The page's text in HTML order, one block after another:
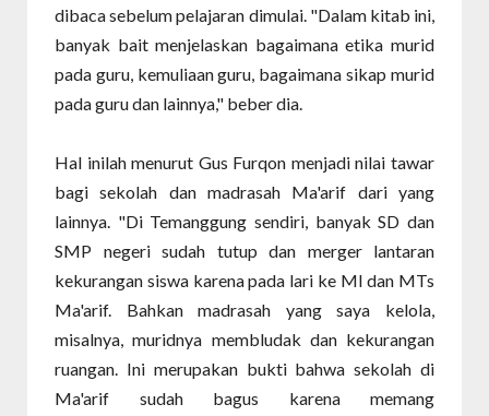
dibaca sebelum pelajaran dimulai. "Dalam kitab ini,
banyak bait menjelaskan bagaimana etika murid
pada guru, kemuliaan guru, bagaimana sikap murid
pada guru dan lainnya," beber dia.
Hal inilah menurut Gus Furqon menjadi nilai tawar
bagi sekolah dan madrasah Ma'arif dari yang
lainnya. "Di Temanggung sendiri, banyak SD dan
SMP negeri sudah tutup dan merger lantaran
kekurangan siswa karena pada lari ke MI dan MTs
Ma'arif. Bahkan madrasah yang saya kelola,
misalnya, muridnya membludak dan kekurangan
ruangan. Ini merupakan bukti bahwa sekolah di
Ma'arif sudah bagus karena memang